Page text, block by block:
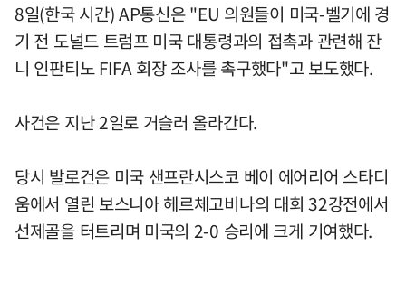
8일(한국 시간) AP통신은 "EU 의원들이 미국-벨기에 경
기 전 도널드 트럼프 미국 대통령과의 접촉과 관련해 잔
니 인판티노 FIFA 회장 조사를 촉구했다"고 보도했다.
사건은 지난 2일로 거슬러 올라간다.
당시 발로건은 미국 샌프란시스코 베이 에어리어 스타디
움에서 열린 보스니아 헤르체고비나의 대회 32강전에서
선제골을 터트리며 미국의 2-0 승리에 크게 기여했다.